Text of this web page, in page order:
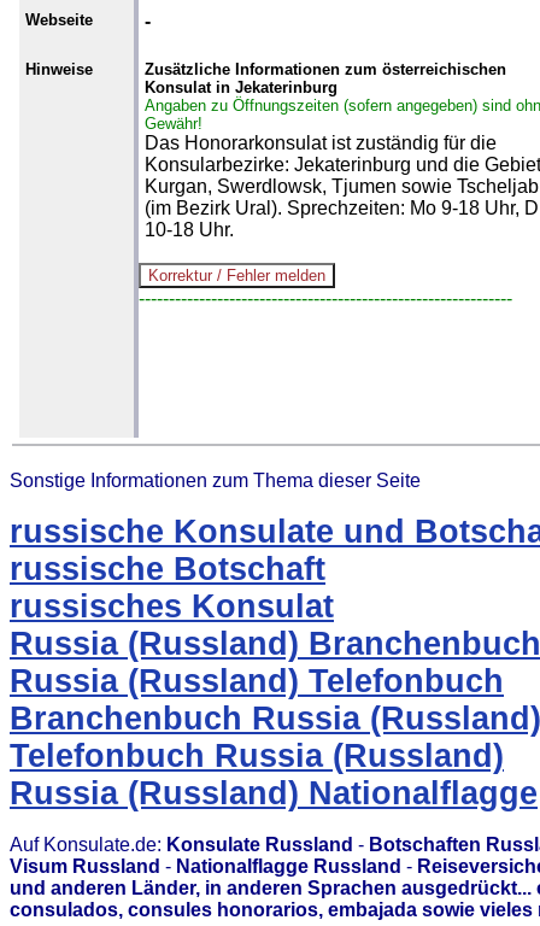
Webseite -
Hinweise
Zusätzliche Informationen zum österreichischen
Konsulat in Jekaterinburg
Angaben zu Öffnungszeiten (sofern angegeben) sind
Gewähr!
Das Honorarkonsulat ist zuständig für die
Konsularbezirke: Jekaterinburg und die
Kurgan, Swerdlowsk, Tjumen sowie
(im Bezirk Ural). Sprechzeiten: Mo 9-18 Uhr,
10-18 Uhr.
--------------------------------------------------------------
Sonstige Informationen zum Thema dieser Seite
russische Konsulate und
russische Botschaft
russisches Konsulat
Russia (Russland) Branchenbuch
Russia (Russland) Telefonbuch
Branchenbuch Russia (Russland)
Telefonbuch Russia (Russland)
Russia (Russland) Nationalflagge
Auf Konsulate.de: Konsulate Russland - Botschaften
Visum Russland - Nationalflagge Russland -
und anderen Länder, in anderen Sprachen
consulados, consules honorarios, embajada sowie vieles